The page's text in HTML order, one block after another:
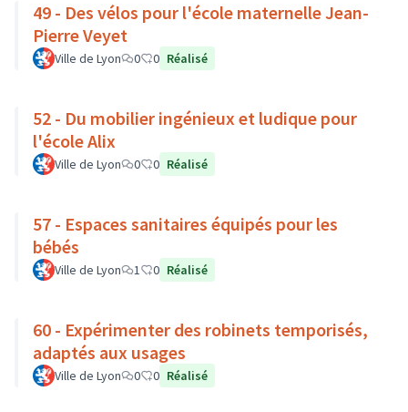
49 - Des vélos pour l'école maternelle Jean-
Pierre Veyet
Ville de Lyon 0 0 Réalisé
52 - Du mobilier ingénieux et ludique pour
l'école Alix
Ville de Lyon 0 0 Réalisé
57 - Espaces sanitaires équipés pour les
bébés
Ville de Lyon 1 0 Réalisé
60 - Expérimenter des robinets temporisés,
adaptés aux usages
Ville de Lyon 0 0 Réalisé